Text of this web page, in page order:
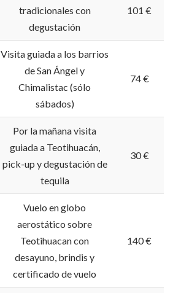
tradicionales con
degustación
101 €
Visita guiada a los barrios
de San Ángel y
Chimalistac (sólo
sábados)
74 €
Por la mañana visita
guiada a Teotihuacán,
pick-up y degustación de
tequila
30 €
Vuelo en globo
aerostático sobre
Teotihuacan con
desayuno, brindis y
certificado de vuelo
140 €